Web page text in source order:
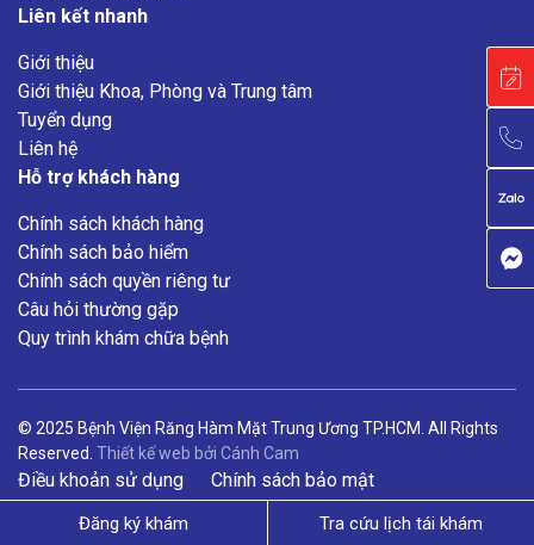
Đăng ký khám Tra cứu lịch tái khám
Liên kết nhanh
Giới thiệu
Giới thiệu Khoa, Phòng và Trung tâm
Tuyển dụng
Liên hệ
Hỗ trợ khách hàng
Chính sách khách hàng
Chính sách bảo hiểm
Chính sách quyền riêng tư
Câu hỏi thường gặp
Quy trình khám chữa bệnh
© 2025 Bệnh Viện Răng Hàm Mặt Trung Ương TP.HCM. All Rights
Reserved. Thiết kế web bởi Cánh Cam
Điều khoản sử dụng Chính sách bảo mật